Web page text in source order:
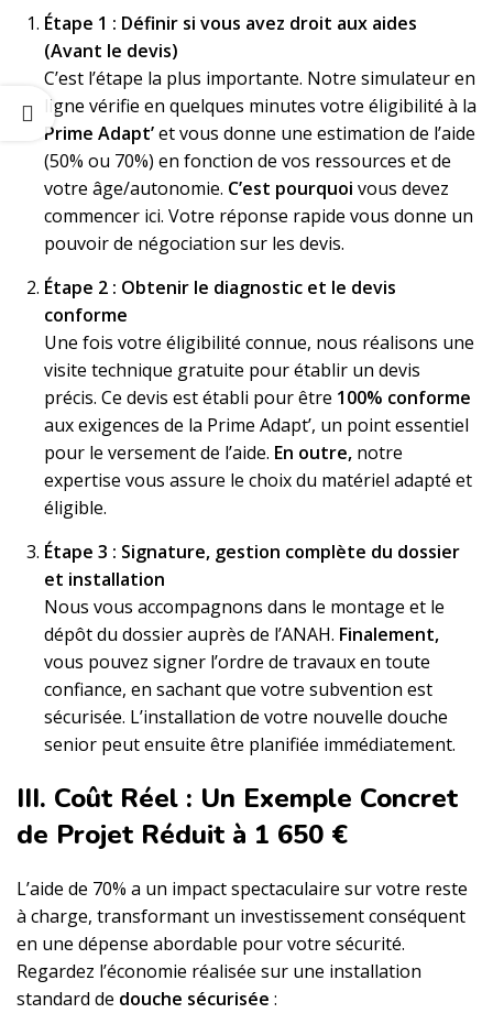
Étape 1 : Définir si vous avez droit aux aides
(Avant le devis)
C’est l’étape la plus importante. Notre simulateur en
ligne vérifie en quelques minutes votre éligibilité à la
Prime Adapt’et vous donne une estimation de l’aide
(50% ou 70%) en fonction de vos ressources et de
votre âge/autonomie. C’est pourquoi vous devez
commencer ici. Votre réponse rapide vous donne un
pouvoir de négociation sur les devis.
Étape 2 : Obtenir le diagnostic et le devis
conforme
Une fois votre éligibilité connue, nous réalisons une
visite technique gratuite pour établir un devis
précis. Ce devis est établi pour être 100% conforme
aux exigences de la Prime Adapt’, un point essentiel
pour le versement de l’aide. En outre, notre
expertise vous assure le choix du matériel adapté et
éligible.
Étape 3 : Signature, gestion complète du dossier
et installation
Nous vous accompagnons dans le montage et le
dépôt du dossier auprès de l’ANAH. Finalement,
vous pouvez signer l’ordre de travaux en toute
confiance, en sachant que votre subvention est
sécurisée. L’installation de votre nouvelle douche
senior peut ensuite être planifiée immédiatement.
III. Coût Réel : Un Exemple Concret
de Projet Réduit à 1 650 €
L’aide de 70% a un impact spectaculaire sur votre reste
à charge, transformant un investissement conséquent
en une dépense abordable pour votre sécurité.
Regardez l’économie réalisée sur une installation
standard de douche sécurisée :